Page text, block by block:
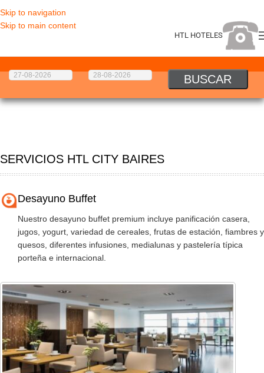
Skip to navigation
Skip to main content
HTL HOTELES
SERVICIOS HTL CITY BAIRES
Desayuno Buffet
Nuestro desayuno buffet premium incluye panificación casera,
jugos, yogurt, variedad de cereales, frutas de estación, fiambres y
quesos, diferentes infusiones, medialunas y pastelería típica
porteña e internacional.